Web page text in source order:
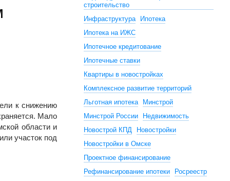
к снижению
Мало
области и
участок под
строительство
Инфраструктура
Ипотека
Ипотека на ИЖС
Ипотечное кредитование
Ипотечные ставки
Квартиры в новостройках
Комплексное развитие территорий
Льготная ипотека
Минстрой
Минстрой России
Недвижимость
Новострой КПД
Новостройки
Новостройки в Омске
Проектное финансирование
Рефинансирование ипотеки
Росреестр